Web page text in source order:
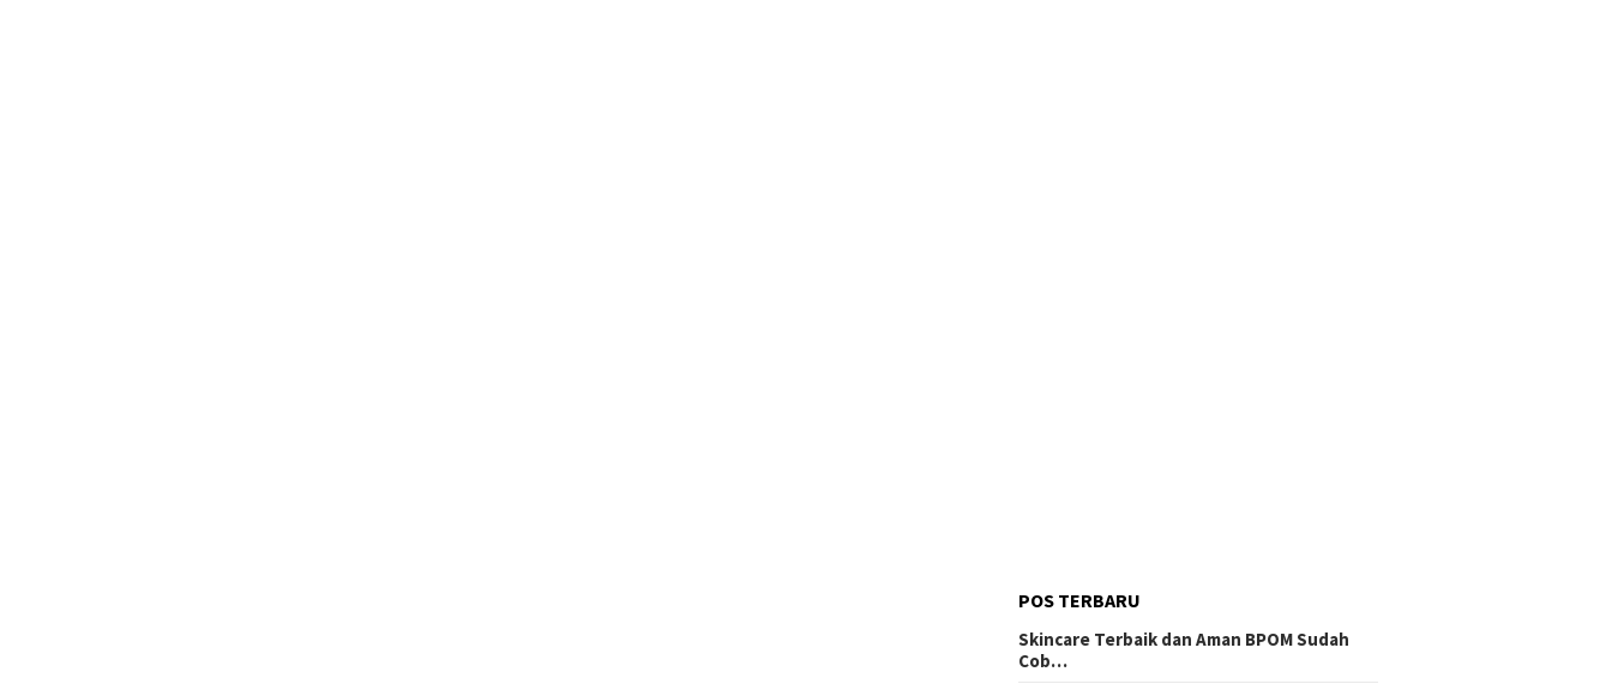
POS TERBARU
Skincare Terbaik dan Aman BPOM Sudah
Cob…